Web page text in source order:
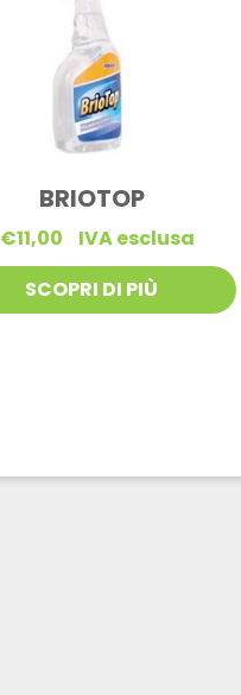
BRIOTOP
€11,00
IVA esclusa
SCOPRI DI PIÙ